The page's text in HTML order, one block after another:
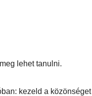
lehet tanulni.
kezeld a közönséget